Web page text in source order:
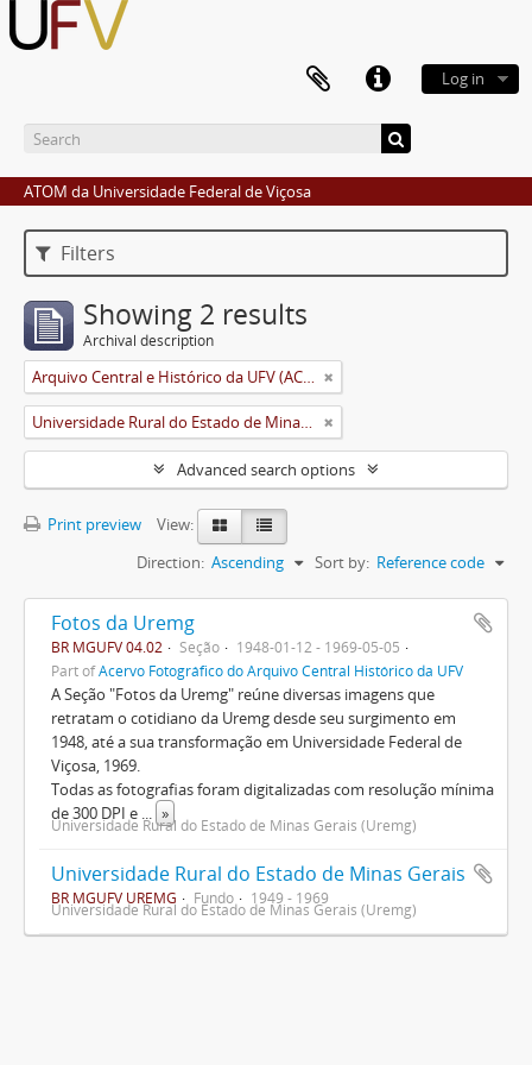
Log in
ATOM da Universidade Federal de Viçosa
Filters
Showing 2 results
Archival description
Arquivo Central e Histórico da UFV (ACH-UFV)
Universidade Rural do Estado de Minas Gerais (Uremg)
Advanced search options
Print preview
View:
Sort by: Reference code
Direction: Ascending
Fotos da Uremg
BR MGUFV 04.02 Seção
1948-01-12 - 1969-05-05
Part ofAcervo Fotográfico do Arquivo Central Histórico da UFV
A Seção "Fotos da Uremg" reúne diversas imagens que
retratam o cotidiano da Uremg desde seu surgimento em
1948, até a sua transformação em Universidade Federal de
Viçosa, 1969.
Todas as fotografias foram digitalizadas com resolução mínima
de 300 DPI e
»
Universidade Rural do Estado de Minas Gerais (Uremg)
Universidade Rural do Estado de Minas Gerais
BR MGUFV UREMG Fundo 1949 - 1969
Universidade Rural do Estado de Minas Gerais (Uremg)